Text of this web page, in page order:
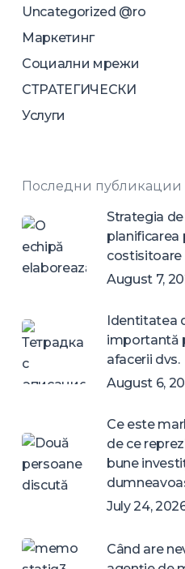
Uncategorized @ro
Маркетинг
Социални мрежи
СТРАТЕГИЧЕСКИ
Услуги
Последни публикации
Strategia
planificarea
costisitoare
August 7,
Identitatea
importantă
afacerii dvs.
August 6,
Ce este
de ce
bune
July 24,
Când are